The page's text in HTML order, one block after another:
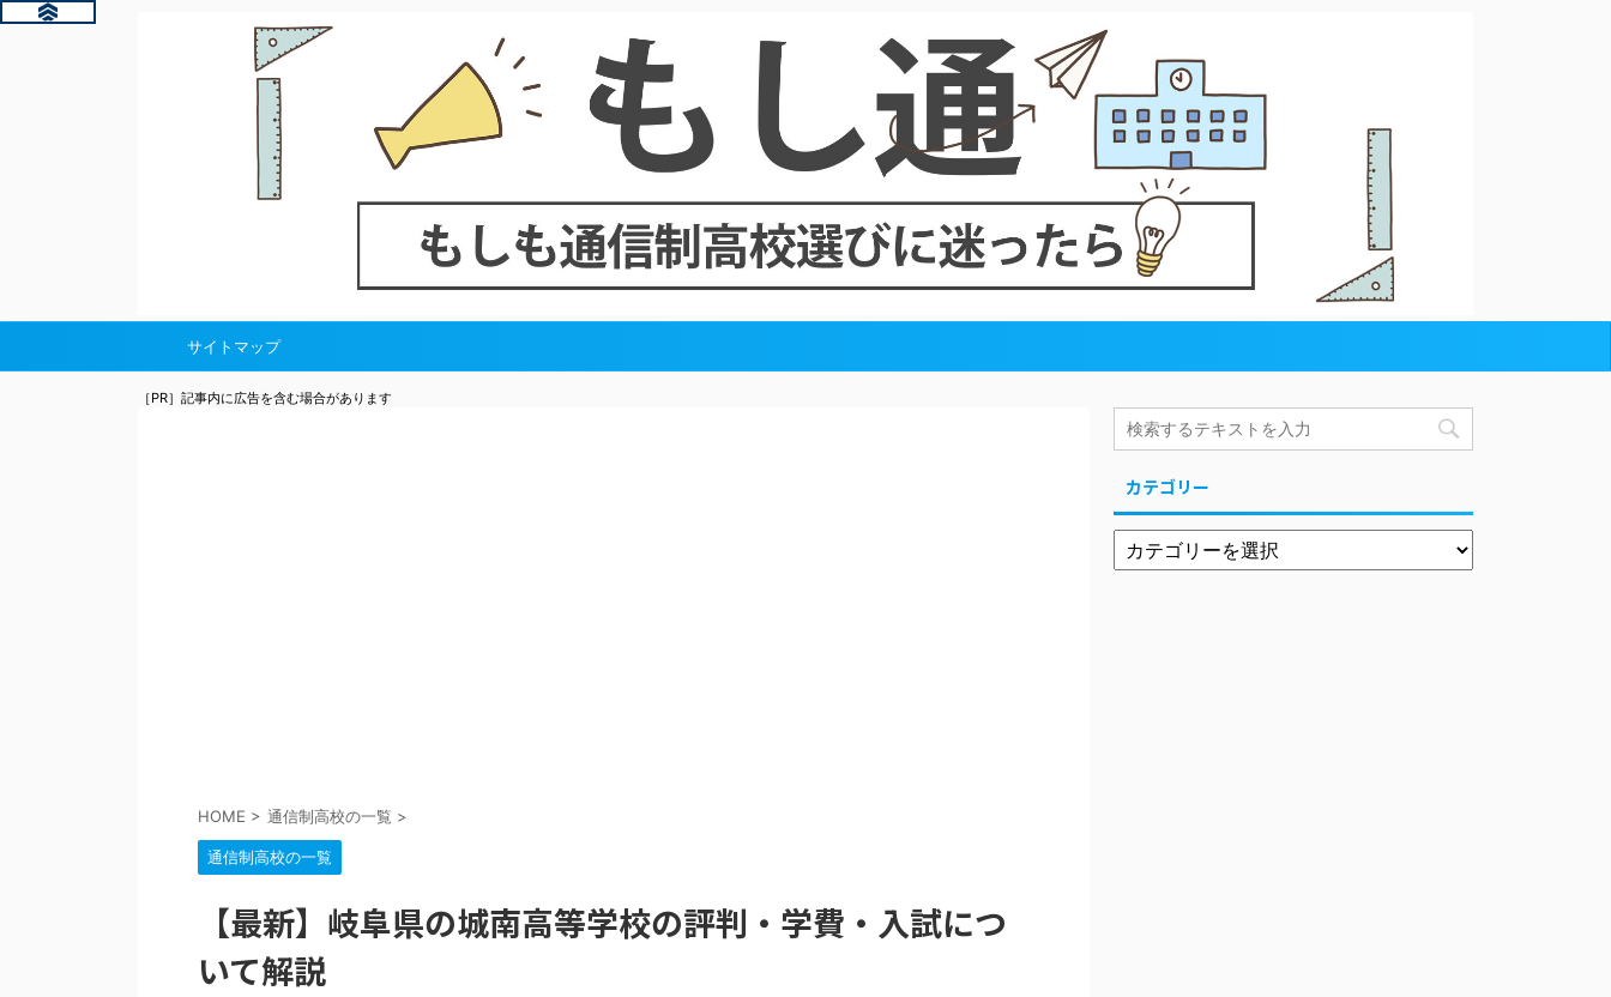
サイトマップ
［PR］記事内に広告を含む場合があります
HOME > 通信制高校の一覧 >
通信制高校の一覧
【最新】岐阜県の城南高等学校の評判・学費・入試につ
いて解説
カテゴリー